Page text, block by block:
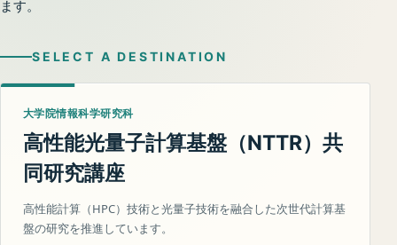
ます。
SELECT A DESTINATION
大学院情報科学研究科
高性能光量子計算基盤（NTTR）共
同研究講座
高性能計算（HPC）技術と光量子技術を融合した次世代計算基
盤の研究を推進しています。